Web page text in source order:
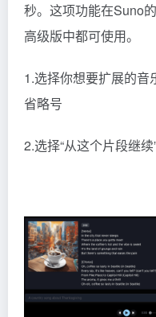
秒。这项功能在Suno
高级版中都可使用。
1.选择你想要扩展的
省略号
2.选择“从这个片段继续